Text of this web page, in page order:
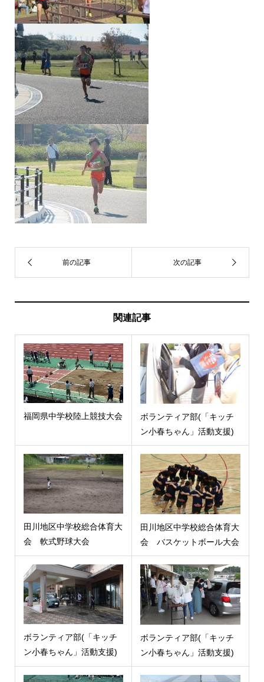
関連記事
福岡県中学校陸上競技大会
ボランティア部(「キッチ
ン小春ちゃん」活動支援)
田川地区中学校総合体育大
会 軟式野球大会
田川地区中学校総合体育大
会 バスケットボール大会
ボランティア部(「キッチ
ン小春ちゃん」活動支援)
ボランティア部(「キッチ
ン小春ちゃん」活動支援)